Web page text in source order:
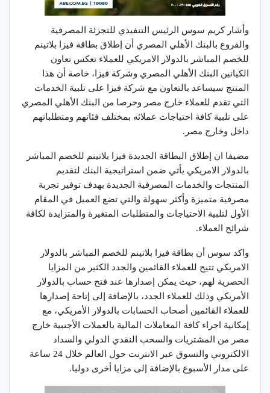
وأشار كريم سوس الرئيس التنفيذي للتجزئة المصرفية
والفروع بالبنك الأهلي المصري أن إطلاق بطاقة فيزا بلاتينم
للخصم المباشر بالدولار الامريكي للعملاء تعكس تعاون
الكيانين البنك الأهلي المصري وشركة فيزا، خاصة أن هذا
المنتج سيساعد بالتعاون مع شركة فيزا على تلبية الخدمات
التي تقدم للعملاء خارج مصر وحرصا من البنك الأهلي المصري
على تلبية كافة احتياجات عملائه بمختلف فئاتهم ومتطلباتهم
داخل وخارج مصر.
مضيفا ان إطلاق البطاقة الجديدة فيزا بلاتينم للخصم المباشر
بالدولار الامريكي يأتي ضمن استراتيجية البنك لتقديم
المنتجات والخدمات المصرفية الجديدة بهدف توفير تجربة
مصرفية متميزة وأكثر سهولة والتي تضع العميل في المقام
الأول لتلبية الاحتياجات والمتطلبات المتغيرة والمتزايدة لكافة
شرائح العملاء.
واكد سوس أن بطاقة فيزا بلاتينم للخصم المباشر بالدولار
الامريكي تتيح للعملاء القائمين والجدد الكثير من المزايا
الحصرية لهم، حيث يمكن إصدارها عند فتح حساب بالدولار
الأمريكي وذلك للعملاء الجدد، بالإضافة إلى إتاحة إصدارها
للعملاء القائمين أصحاب الحسابات بالدولار الأمريكي، مع
إمكانية اجراء كافة المعاملات المالية بالعملات الأجنبية خارج
مصر من المشتريات والسحب النقدي الدولي والسداد
الالكتروني والتسوق عبر الانترنت حول العالم خلال 24 ساعة
على مدار الأسبوع بالإضافة إلى مزايا أخرى دوليا.